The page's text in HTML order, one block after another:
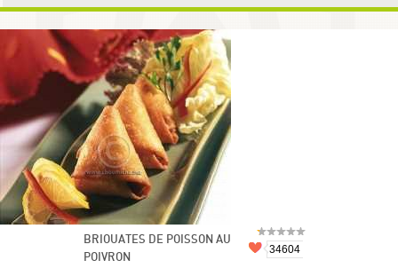
BRIOUATES DE POISSON AU
POIVRON
34604